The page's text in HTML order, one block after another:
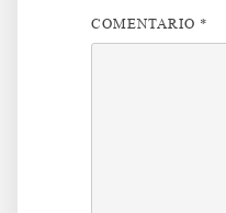
COMENTARIO *